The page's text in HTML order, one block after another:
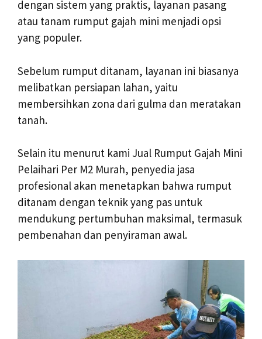
dengan sistem yang praktis, layanan pasang
atau tanam rumput gajah mini menjadi opsi
yang populer.
Sebelum rumput ditanam, layanan ini biasanya
melibatkan persiapan lahan, yaitu
membersihkan zona dari gulma dan meratakan
tanah.
Selain itu menurut kami Jual Rumput Gajah Mini
Pelaihari Per M2 Murah, penyedia jasa
profesional akan menetapkan bahwa rumput
ditanam dengan teknik yang pas untuk
mendukung pertumbuhan maksimal, termasuk
pembenahan dan penyiraman awal.